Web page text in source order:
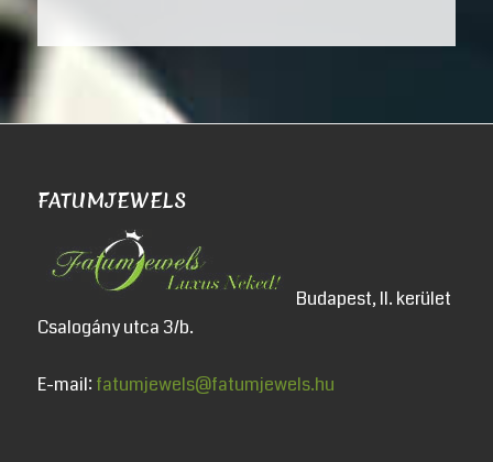
FATUMJEWELS
Budapest, II. kerület
Csalogány utca 3/b.
E-mail: fatumjewels@fatumjewels.hu